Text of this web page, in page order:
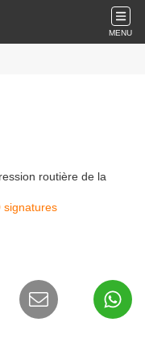
MENU
routière de la
signatures